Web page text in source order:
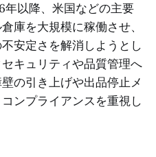
以降、米国などの主要
庫を大規模に稼働させ、
安定さを解消しようとし
キュリティや品質管理へ
の引き上げや出品停止メ
ンプライアンスを重視し